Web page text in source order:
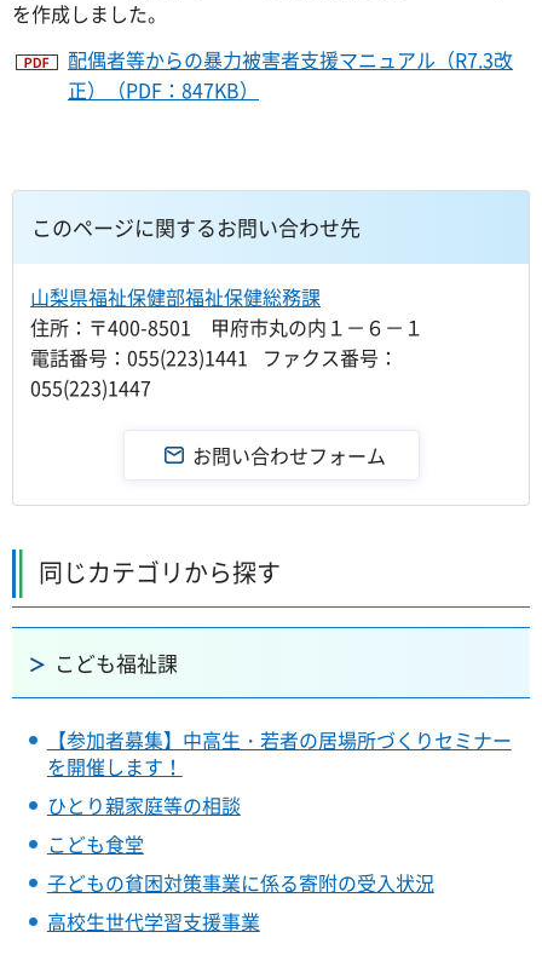
を作成しました。
配偶者等からの暴力被害者支援マニュアル（R7.3改
正）（PDF：847KB）
このページに関するお問い合わせ先
山梨県福祉保健部福祉保健総務課
住所：〒400-8501 甲府市丸の内１－６－１
電話番号：055(223)1441 ファクス番号：
055(223)1447
同じカテゴリから探す
こども福祉課
【参加者募集】中高生・若者の居場所づくりセミナー
を開催します！
ひとり親家庭等の相談
こども食堂
子どもの貧困対策事業に係る寄附の受入状況
高校生世代学習支援事業